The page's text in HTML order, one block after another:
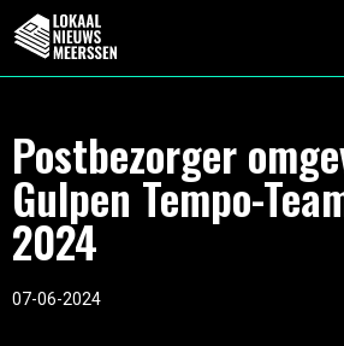
Postbezorger
Gulpen Tempo-
2024
07-06-2024